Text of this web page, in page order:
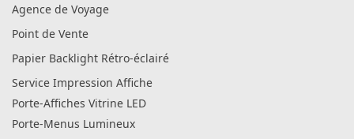
Agence de Voyage
Point de Vente
Papier Backlight Rétro-éclairé
Service Impression Affiche
Porte-Affiches Vitrine LED
Porte-Menus Lumineux